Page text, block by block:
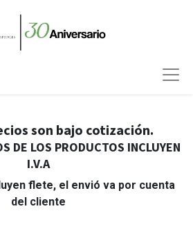
son bajo cotización.
DE LOS PRODUCTOS INCLUYEN
I.V.A
flete, el envió va por cuenta
del cliente